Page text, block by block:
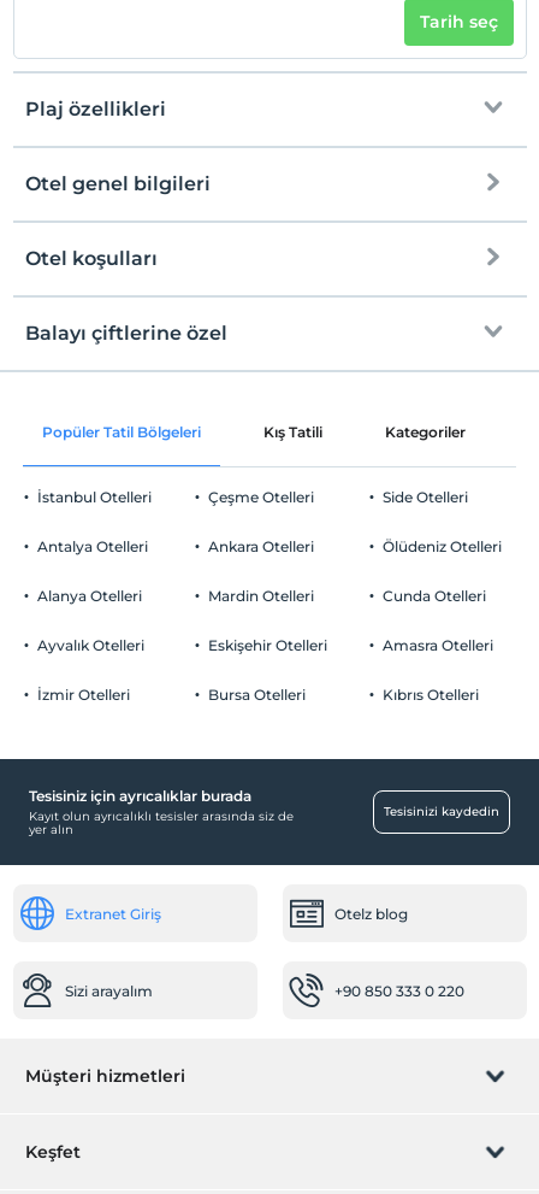
Tarih seç
Plaj özellikleri
Plaja 150 metre mesafededir
Kum plaj
Mavi Bayrak
Şezlong & Şemsiye
Otel genel bilgileri
Ücretsiz Wi-fi
Otopark (Tesis disinda)
Özel Notları Görmek İçin Tıklayınız.
Kahvaltı Salonu
Ortak Alanlar
Aile odaları
Çocuk karyolası
Günlük temizlik hizmeti
Otel koşulları
Check/in
En erken saat 13:00 ve sonrası
Check/out
Evcil Hayvan
Sigara
Çocuklar
Her bir oda için 6 yaşına kadar 1 çocuk ücretsizdir
Balayı çiftlerine özel
Odaya meyve sepeti ikramı
Popüler Tatil Bölgeleri Kış Tatili Kategoriler
İstanbul Otelleri
Antalya Otelleri
Alanya Otelleri
Ayvalık Otelleri
İzmir Otelleri
Çeşme Otelleri
Ankara Otelleri
Mardin Otelleri
Eskişehir Otelleri
Bursa Otelleri
Side Otelleri
Ölüdeniz Otelleri
Cunda Otelleri
Amasra Otelleri
Kıbrıs Otelleri
Tesisiniz için ayrıcalıklar burada
Kayıt olun ayrıcalıklı tesisler arasında siz de
yer alın
Tesisinizi kaydedin
Extranet Giriş Otelz blog
Sizi arayalım +90 850 333 0 220
Müşteri hizmetleri
Rezervasyon yönet
Keşfet